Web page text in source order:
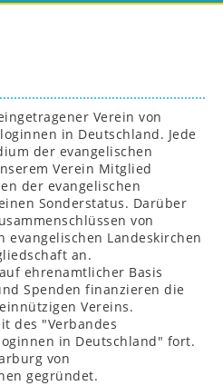
Verein von
in Deutschland. Jede
der evangelischen
Verein Mitglied
der evangelischen
Sonderstatus. Darüber
von
evangelischen Landeskirchen
an.
ehrenamtlicher Basis
Spenden finanzieren die
Vereins.
des "Verbandes
in Deutschland" fort.
von
gegründet.